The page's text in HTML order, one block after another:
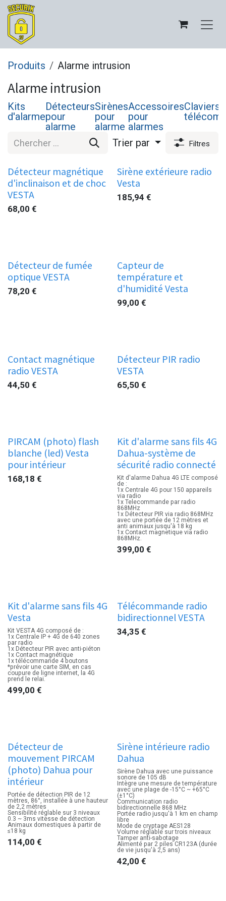
Se rendre au contenu
Produits Alarme intrusion
Alarme intrusion
Kits
d'alarme
Détecteurs
pour
alarme
Sirènes
pour
alarme
Accessoires
pour
alarmes
Claviers
Trier par Filtres
Détecteur magnétique
d'inclinaison et de choc
VESTA
68,00 €
Sirène extérieure radio
Vesta
185,94 €
Détecteur de fumée
optique VESTA
78,20 €
Capteur de
température et
d'humidité Vesta
99,00 €
Contact magnétique
radio VESTA
44,50 €
Détecteur PIR radio
VESTA
65,50 €
PIRCAM (photo) flash
blanche (led) Vesta
pour intérieur
168,18 €
Gold
Kit d'alarme sans fils 4G
Dahua-système de
sécurité radio connecté
Kit d'alarme Dahua 4G LTE composé
de :
1x Centrale 4G pour 150 appareils
via radio
1x Telecommande par radio
868MHz
1x Détecteur PIR via radio 868MHz
avec une portée de 12 mètres et
anti animaux jusqu'à 18 kg
1x Contact magnetique via radio
868MHz.
399,00 €
Platinium
Kit d'alarme sans fils 4G
Vesta
Kit VESTA 4G composé de :
1x Centrale IP + 4G de 640 zones
par radio
1x Détecteur PIR avec anti-piéton
1x Contact magnétique
1x télécommande 4 boutons
*prévoir une carte SIM, en cas
coupure de ligne internet, la 4G
prend le relai.
499,00 €
Télécommande radio
bidirectionnel VESTA
34,35€
Détecteur de
mouvement PIRCAM
(photo) Dahua pour
intérieur
Portée de détection PIR de 12
mètres, 86°, installée à une hauteur
de 2,2 mètres
Sensibilité réglable sur 3 niveaux
0.3 ~ 3ms vitesse de détection
Animaux domestiques à partir de
≤18 kg
114,00 €
Sirène intérieure radio
Dahua
Sirène Dahua avec une puissance
sonore de 105 dB
Intègre une mesure de température
avec une plage de -15°C ~ +65°C
(±1°C)
Communication radio
bidirectionnelle 868 MHz
Portée radio jusqu'à 1 km en champ
libre
Mode de cryptage AES128
Volume réglable sur trois niveaux
Tamper anti-sabotage
Alimenté par 2 piles CR123A (durée
de vie jusqu'à 2,5 ans)
42,00 €